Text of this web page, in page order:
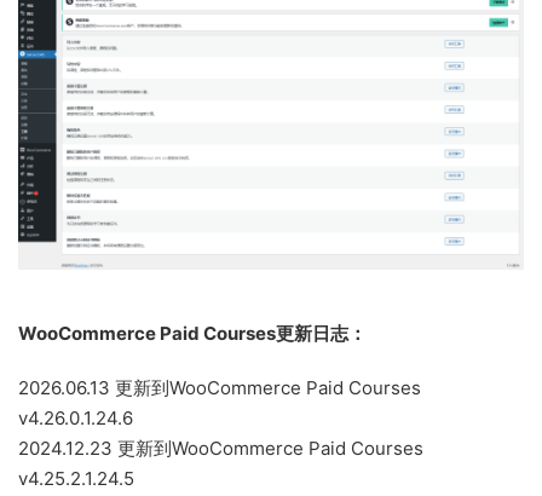
WooCommerce Paid Courses更新日志：
2026.06.13 更新到WooCommerce Paid Courses
v4.26.0.1.24.6
2024.12.23 更新到WooCommerce Paid Courses
v4.25.2.1.24.5